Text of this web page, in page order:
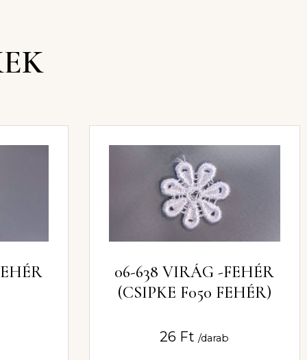
FEHÉR
06-638 VIRÁG -FEHÉR
(CSIPKE F050 FEHÉR)
26 Ft /darab